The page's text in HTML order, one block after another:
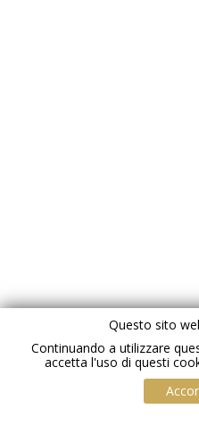
Questo sito
Continuando a utilizzare
accetta l'uso di questi